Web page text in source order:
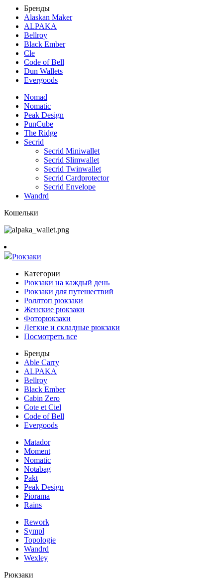
Бренды
Alaskan Maker
ALPAKA
Bellroy
Black Ember
Cle
Code of Bell
Dun Wallets
Evergoods
Nomad
Nomatic
Peak Design
PunCube
The Ridge
Secrid
Secrid Miniwallet
Secrid Slimwallet
Secrid Twinwallet
Secrid Cardprotector
Secrid Envelope
Wandrd
Кошельки
Рюкзаки
Категории
Рюкзаки на каждый день
Рюкзаки для путешествий
Роллтоп рюкзаки
Женские рюкзаки
Фоторюкзаки
Легкие и складные рюкзаки
Посмотреть все
Бренды
Able Carry
ALPAKA
Bellroy
Black Ember
Cabin Zero
Cote et Ciel
Code of Bell
Evergoods
Matador
Moment
Nomatic
Notabag
Pakt
Peak Design
Piorama
Rains
Rework
Sympl
Topologie
Wandrd
Wexley
Рюкзаки